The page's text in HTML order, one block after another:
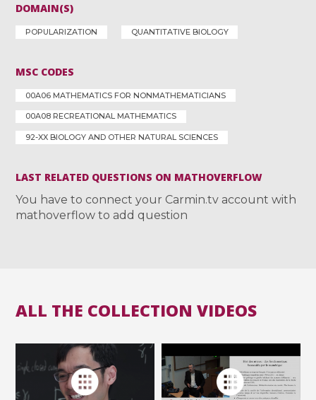
DOMAIN(S)
POPULARIZATION QUANTITATIVE BIOLOGY
MSC CODES
00A06 MATHEMATICS FOR NONMATHEMATICIANS
00A08 RECREATIONAL MATHEMATICS
92-XX BIOLOGY AND OTHER NATURAL SCIENCES
LAST RELATED QUESTIONS ON MATHOVERFLOW
You have to connect your Carmin.tv account with
mathoverflow to add question
ALL THE COLLECTION VIDEOS